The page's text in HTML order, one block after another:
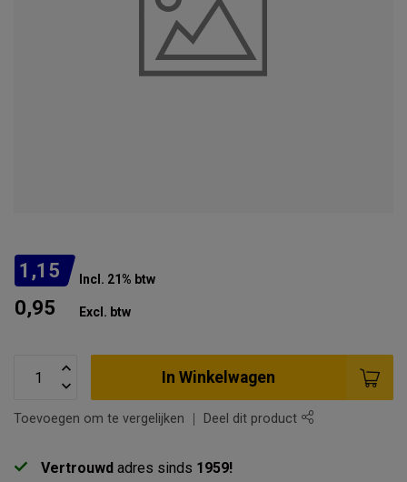
1,15 Incl. 21% btw
0,95 Excl. btw
In Winkelwagen
Toevoegen om te vergelijken Deel dit product
Vertrouwd adres sinds 1959!